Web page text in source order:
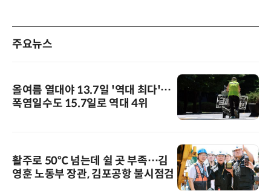
주요뉴스
올여름 열대야 13.7일 '역대 최다'…
폭염일수도 15.7일로 역대 4위
활주로 50℃ 넘는데 쉴 곳 부족…김
영훈 노동부 장관, 김포공항 불시점검